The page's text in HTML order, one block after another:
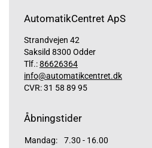
AutomatikCentret ApS
Strandvejen 42
Saksild 8300 Odder
Tlf.:86626364
info@automatikcentret.dk
CVR: 31 58 89 95
Åbningstider
Mandag:
7.30 - 16.00